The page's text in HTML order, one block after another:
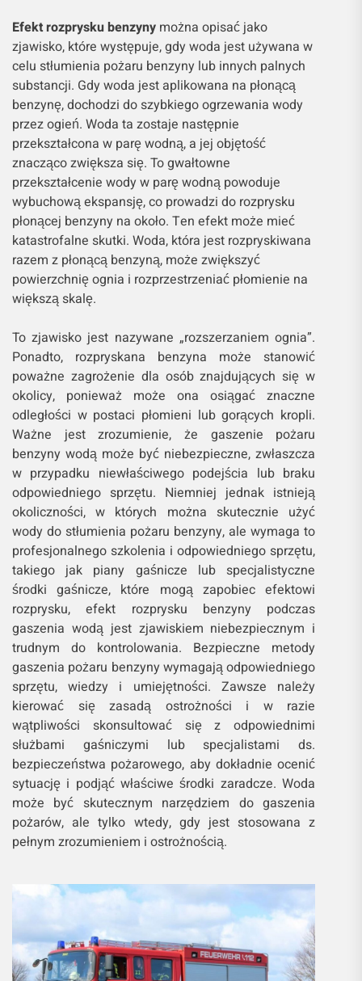
Efekt rozprysku benzyny można opisać jako
zjawisko, które występuje, gdy woda jest używana w
celu stłumienia pożaru benzyny lub innych palnych
substancji. Gdy woda jest aplikowana na płonącą
benzynę, dochodzi do szybkiego ogrzewania wody
przez ogień. Woda ta zostaje następnie
przekształcona w parę wodną, a jej objętość
znacząco zwiększa się. To gwałtowne
przekształcenie wody w parę wodną powoduje
wybuchową ekspansję, co prowadzi do rozprysku
płonącej benzyny na około. Ten efekt może mieć
katastrofalne skutki. Woda, która jest rozpryskiwana
razem z płonącą benzyną, może zwiększyć
powierzchnię ognia i rozprzestrzeniać płomienie na
większą skalę.
To zjawisko jest nazywane „rozszerzaniem ognia”.
Ponadto, rozpryskana benzyna może stanowić
poważne zagrożenie dla osób znajdujących się w
okolicy, ponieważ może ona osiągać znaczne
odległości w postaci płomieni lub gorących kropli.
Ważne jest zrozumienie, że gaszenie pożaru
benzyny wodą może być niebezpieczne, zwłaszcza
w przypadku niewłaściwego podejścia lub braku
odpowiedniego sprzętu. Niemniej jednak istnieją
okoliczności, w których można skutecznie użyć
wody do stłumienia pożaru benzyny, ale wymaga to
profesjonalnego szkolenia i odpowiedniego sprzętu,
takiego jak piany gaśnicze lub specjalistyczne
środki gaśnicze, które mogą zapobiec efektowi
rozprysku, efekt rozprysku benzyny podczas
gaszenia wodą jest zjawiskiem niebezpiecznym i
trudnym do kontrolowania. Bezpieczne metody
gaszenia pożaru benzyny wymagają odpowiedniego
sprzętu, wiedzy i umiejętności. Zawsze należy
kierować się zasadą ostrożności i w razie
wątpliwości skonsultować się z odpowiednimi
służbami gaśniczymi lub specjalistami ds.
bezpieczeństwa pożarowego, aby dokładnie ocenić
sytuację i podjąć właściwe środki zaradcze. Woda
może być skutecznym narzędziem do gaszenia
pożarów, ale tylko wtedy, gdy jest stosowana z
pełnym zrozumieniem i ostrożnością.